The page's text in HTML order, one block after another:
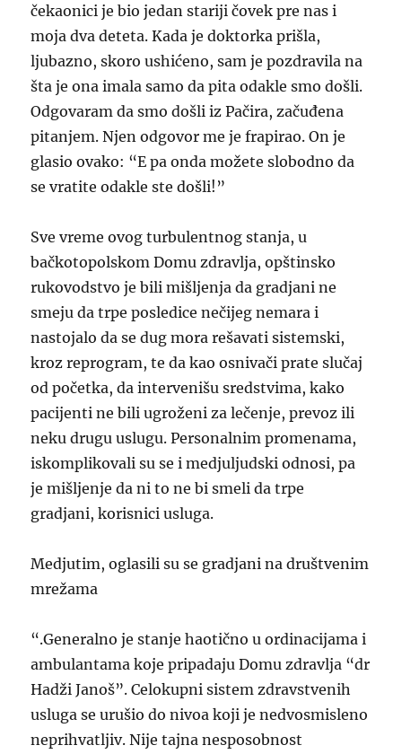
čekaonici je bio jedan stariji čovek pre nas i
moja dva deteta. Kada je doktorka prišla,
ljubazno, skoro ushićeno, sam je pozdravila na
šta je ona imala samo da pita odakle smo došli.
Odgovaram da smo došli iz Pačira, začuđena
pitanjem. Njen odgovor me je frapirao. On je
glasio ovako: “E pa onda možete slobodno da
se vratite odakle ste došli!”
Sve vreme ovog turbulentnog stanja, u
bačkotopolskom Domu zdravlja, opštinsko
rukovodstvo je bili mišljenja da gradjani ne
smeju da trpe posledice nečijeg nemara i
nastojalo da se dug mora rešavati sistemski,
kroz reprogram, te da kao osnivači prate slučaj
od početka, da intervenišu sredstvima, kako
pacijenti ne bili ugroženi za lečenje, prevoz ili
neku drugu uslugu. Personalnim promenama,
iskomplikovali su se i medjuljudski odnosi, pa
je mišljenje da ni to ne bi smeli da trpe
gradjani, korisnici usluga.
Medjutim, oglasili su se gradjani na društvenim
mrežama
“.Generalno je stanje haotično u ordinacijama i
ambulantama koje pripadaju Domu zdravlja “dr
Hadži Janoš”. Celokupni sistem zdravstvenih
usluga se urušio do nivoa koji je nedvosmisleno
neprihvatljiv. Nije tajna nesposobnost